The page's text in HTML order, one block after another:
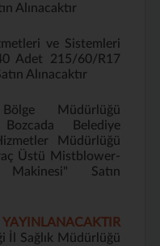
Alınacaktır
ve Sistemleri
Adet 215/60/R17
Alınacaktır
Müdürlüğü
Belediye
Müdürlüğü
Üstü Mistblower-
Satın
İl Sağlık Müdürlüğü